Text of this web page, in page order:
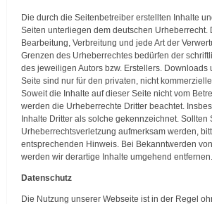
Die durch die Seitenbetreiber erstellten Inhalte
Seiten unterliegen dem deutschen Urheberrecht.
Bearbeitung, Verbreitung und jede Art der
Grenzen des Urheberrechtes bedürfen der
des jeweiligen Autors bzw. Erstellers. Downloads
Seite sind nur für den privaten, nicht
Soweit die Inhalte auf dieser Seite nicht vom
werden die Urheberrechte Dritter beachtet.
Inhalte Dritter als solche gekennzeichnet. Sollten
Urheberrechtsverletzung aufmerksam werden,
entsprechenden Hinweis. Bei Bekanntwerden
werden wir derartige Inhalte umgehend entfernen.
Datenschutz
Die Nutzung unserer Webseite ist in der Regel